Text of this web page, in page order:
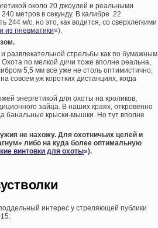
около 20 джоулей и реальными
метров в секунду. В калибре .22
244 м/с, но это, как водится, со сверхлегкими
из пневматики»).
развлекательной стрельбы как по бумажным
по мелкой дичи тоже вполне реальна,
5,5 мм все уже не столь оптимистично,
совсем уж коротких дистанциях, когда
энергетикой для охоты на кроликов,
зайца. В наших краях, откровенно
банальные крыски-мышки. Но тут вполне
не нахожу. Для охотничьих целей и
либо на куда более оптимальную
винтовки для охоты»).
интерес у стреляющей публики